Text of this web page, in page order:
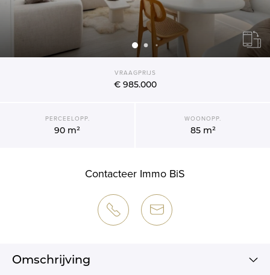
VRAAGPRIJS
€ 985.000
PERCEELOPP.
90 m²
WOONOPP.
85 m²
Contacteer Immo BiS
Omschrijving